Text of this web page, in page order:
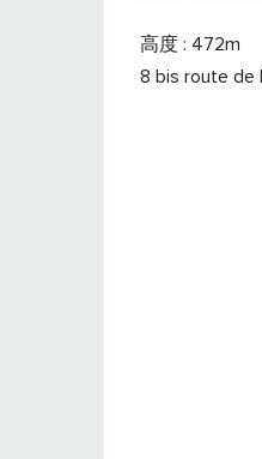
高度 : 472m
8 bis route de